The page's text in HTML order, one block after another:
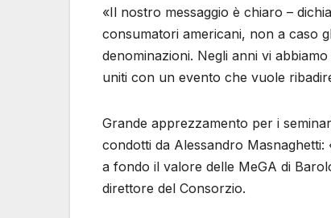
«Il nostro messaggio è chiaro –
consumatori americani, non a caso
denominazioni. Negli anni vi
uniti con un evento che vuole
Grande apprezzamento per i
condotti da Alessandro
a fondo il valore delle MeGA di
direttore del Consorzio.